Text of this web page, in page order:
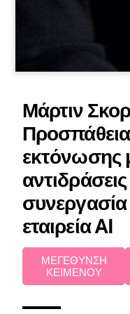
Μάρτιν
Προσπάθεια
εκτόνωσης
συνεργασία
εταιρεία AI
ΜΕΓΕΘΥΝΣΗ
ΚΕΙΜΕΝΟΥ